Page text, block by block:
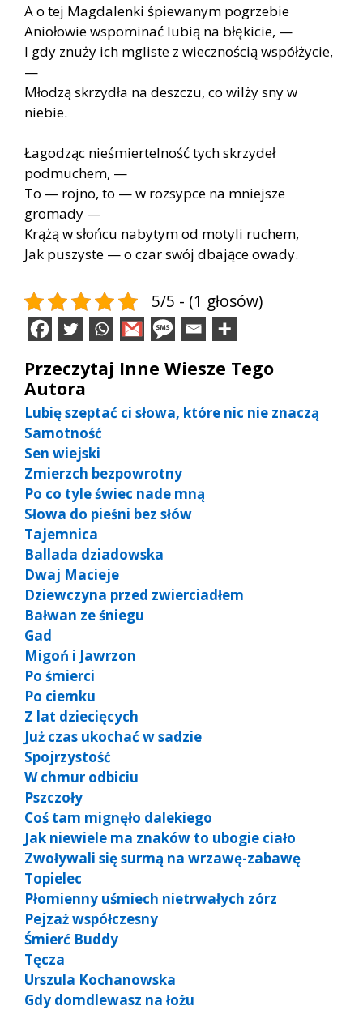
A o tej Magdalenki śpiewanym pogrzebie
Aniołowie wspominać lubią na błękicie, —
I gdy znuży ich mgliste z wiecznością współżycie,
—
Młodzą skrzydła na deszczu, co wilży sny w
niebie.
Łagodząc nieśmiertelność tych skrzydeł
podmuchem, —
To — rojno, to — w rozsypce na mniejsze
gromady —
Krążą w słońcu nabytym od motyli ruchem,
Jak puszyste — o czar swój dbające owady.
5/5 - (1 głosów)
Przeczytaj Inne Wiesze Tego
Autora
Lubię szeptać ci słowa, które nic nie znaczą
Samotność
Sen wiejski
Zmierzch bezpowrotny
Po co tyle świec nade mną
Słowa do pieśni bez słów
Tajemnica
Ballada dziadowska
Dwaj Macieje
Dziewczyna przed zwierciadłem
Bałwan ze śniegu
Gad
Migoń i Jawrzon
Po śmierci
Po ciemku
Z lat dziecięcych
Już czas ukochać w sadzie
Spojrzystość
W chmur odbiciu
Pszczoły
Coś tam mignęło dalekiego
Jak niewiele ma znaków to ubogie ciało
Zwoływali się surmą na wrzawę-zabawę
Topielec
Płomienny uśmiech nietrwałych zórz
Pejzaż współczesny
Śmierć Buddy
Tęcza
Urszula Kochanowska
Gdy domdlewasz na łożu